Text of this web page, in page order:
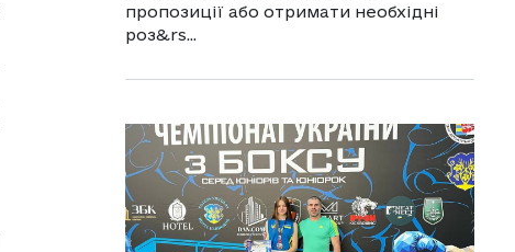
пропозиції або отримати необхідні
роз&rs...